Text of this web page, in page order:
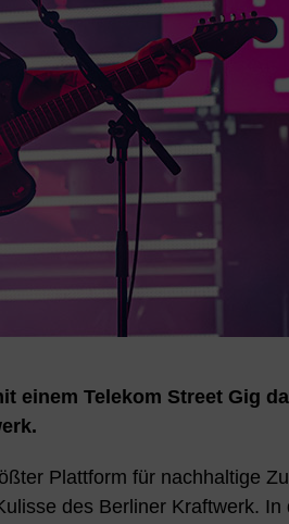
einem Telekom Street Gig
Plattform für nachhaltige
des Berliner Kraftwerk.